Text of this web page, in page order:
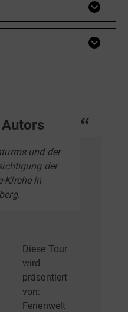
und der
der
Kirche in
Diese Tour
wird
präsentiert
von:
Ferienwelt